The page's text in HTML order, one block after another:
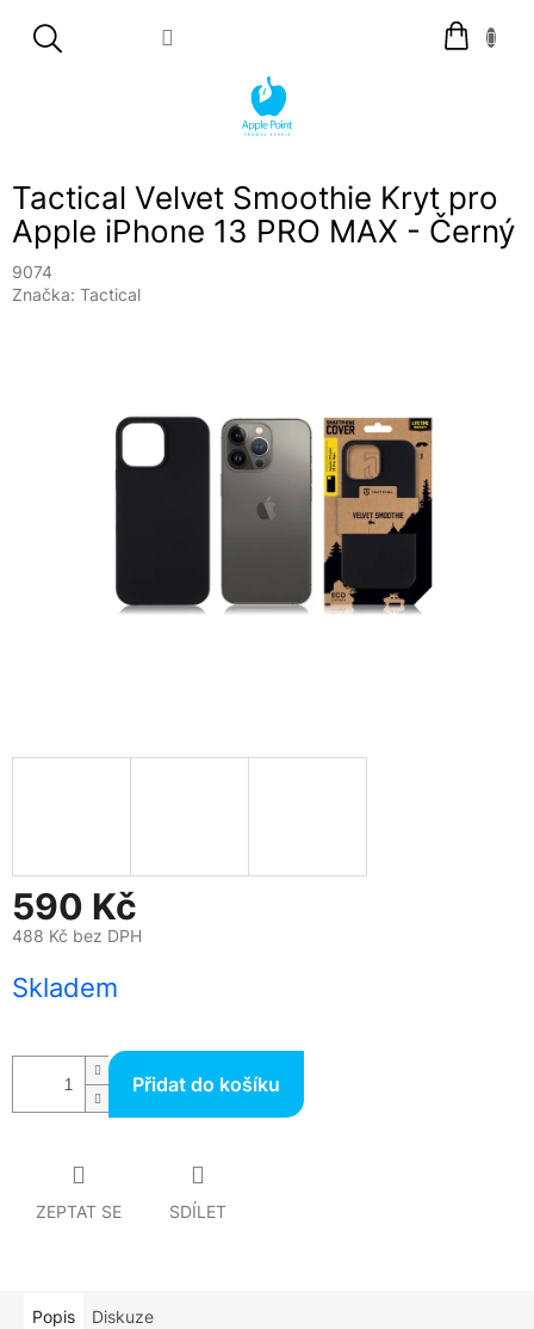
Nákupní
košík
Tactical Velvet Smoothie Kryt pro
Apple iPhone 13 PRO MAX - Černý
9074
Značka: Tactical
590 Kč
488 Kč bez DPH
cena:
Skladem
Přidat do košíku
ZEPTAT SE SDÍLET
Popis Diskuze